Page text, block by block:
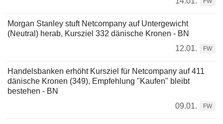
Morgan Stanley stuft Netcompany auf Untergewicht
(Neutral) herab, Kursziel 332 dänische Kronen - BN
12.01.
FW
Handelsbanken erhöht Kursziel für Netcompany auf 411
dänische Kronen (349), Empfehlung "Kaufen" bleibt
bestehen - BN
09.01.
FW